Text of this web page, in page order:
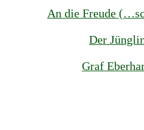
An die Freude
Der
Graf